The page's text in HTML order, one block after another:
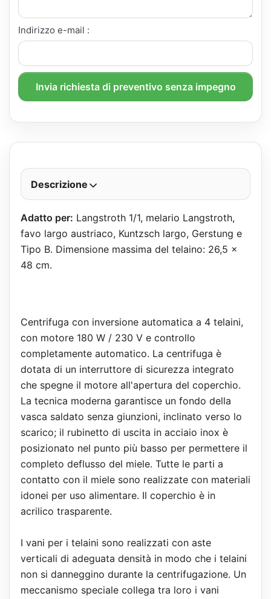
Indirizzo e-mail :
Invia richiesta di preventivo senza impegno
Descrizione
Adatto per: Langstroth 1/1, melario Langstroth,
favo largo austriaco, Kuntzsch largo, Gerstung e
Tipo B. Dimensione massima del telaino: 26,5 x
48 cm.
Centrifuga con inversione automatica a 4 telaini,
con motore 180 W / 230 V e controllo
completamente automatico. La centrifuga è
dotata di un interruttore di sicurezza integrato
che spegne il motore all'apertura del coperchio.
La tecnica moderna garantisce un fondo della
vasca saldato senza giunzioni, inclinato verso lo
scarico; il rubinetto di uscita in acciaio inox è
posizionato nel punto più basso per permettere il
completo deflusso del miele. Tutte le parti a
contatto con il miele sono realizzate con materiali
idonei per uso alimentare. Il coperchio è in
acrilico trasparente.
I vani per i telaini sono realizzati con aste
verticali di adeguata densità in modo che i telaini
non si danneggino durante la centrifugazione. Un
meccanismo speciale collega tra loro i vani